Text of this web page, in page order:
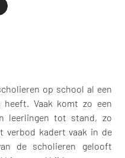
op school al een
Vaak komt zo een
leerlingen tot stand, zo
verbod kadert vaak in de
de scholieren gelooft